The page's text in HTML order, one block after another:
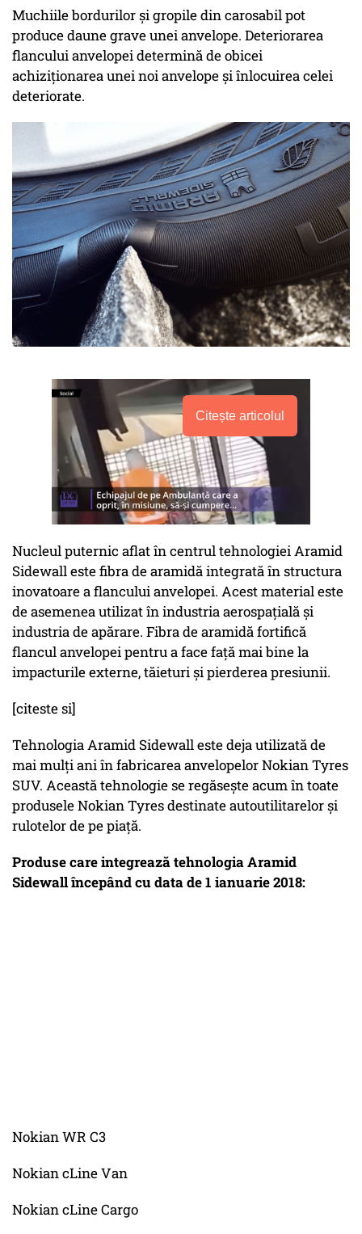
Muchiile bordurilor și gropile din carosabil pot
produce daune grave unei anvelope. Deteriorarea
flancului anvelopei determină de obicei
achiziționarea unei noi anvelope și înlocuirea celei
deteriorate.
Citește articolul
Nucleul puternic aflat în centrul tehnologiei Aramid
Sidewall este fibra de aramidă integrată în structura
inovatoare a flancului anvelopei. Acest material este
de asemenea utilizat în industria aerospațială și
industria de apărare. Fibra de aramidă fortifică
flancul anvelopei pentru a face față mai bine la
impacturile externe, tăieturi și pierderea presiunii.
[citeste si]
Tehnologia Aramid Sidewall este deja utilizată de
mai mulți ani în fabricarea anvelopelor Nokian Tyres
SUV. Această tehnologie se regăsește acum în toate
produsele Nokian Tyres destinate autoutilitarelor și
rulotelor de pe piață.
Produse care integrează tehnologia Aramid
Sidewall începând cu data de 1 ianuarie 2018:
Nokian WR C3
Nokian cLine Van
Nokian cLine Cargo